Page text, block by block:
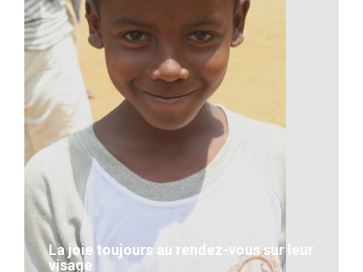
Artisanat-La couture à
Madagascar
La joie toujours au rendez-vous sur leur
visage